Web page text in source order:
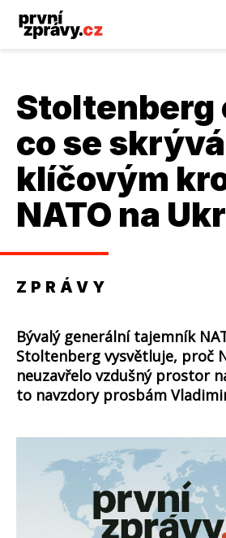
Stoltenberg
co se
klíčovým
NATO na
ZPRÁVY
Bývalý generální tajemník
Stoltenberg vysvětluje, proč
neuzavřelo vzdušný prostor
to navzdory prosbám